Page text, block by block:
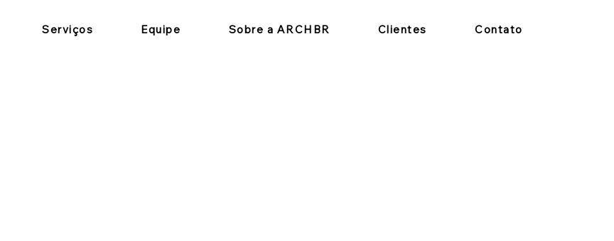
Serviços Equipe Sobre a ARCHBR Clientes Contato